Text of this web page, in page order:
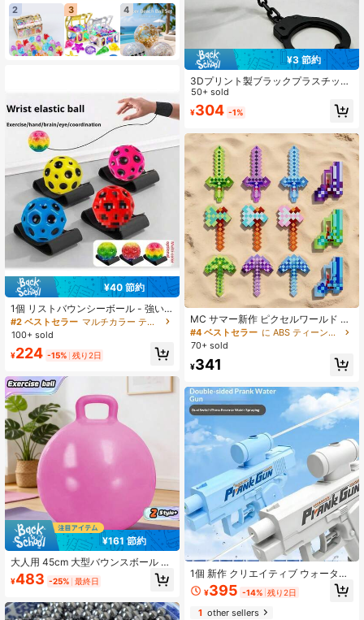
2
3 4
¥40 節約
1個 リストバウンシーボール - 強い
反発力、滑らかな質感 - 誕生日、休
日、サプライズ、季節、エイプリル
- ギフト、おもちゃ、アウトドアお
#2 ベストセラー
マルチカラー ティーンエイジャー向けジャグリングセット
100+ sold
¥224 -15% 残り2日
¥161 節約
大人用 45cm 大型バウンスボール ハ
ンドル付き、厚手プレミアムPVC素
材、バックヤードでのエクササイ
あい、アウトドアレジャーに最適な
¥483 -25% 最終日
¥3 節約
3Dプリント製ブラックプラスチック
製おもちゃの手錠セット、対応キー
付き、楽しいロールプレイングの小
道具やパーティー装飾に最適。ハロ
50+ sold
¥304 -1%
MC サマー新作 ピクセルワールド ウ
ォーターガン マイピクセルワールド
ダイヤモンドソード 押し出し式スプ
量 手動式 ビーチ水遊び用品 夏のビ
フト パーティーギフト
#4 ベストセラー
に ABS ティーンエイジャーのための水遊び
70+ sold
¥341
1個 新作 クリエイティブ ウォーター
ガン おもちゃ、双方向噴射ガン、ユ
ニークなウォーターガン、2026年
夏、男の子&女の子、インタラクティ
¥395 -14% 残り2日
1other sellers